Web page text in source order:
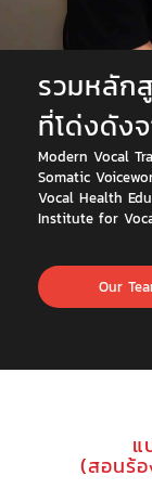
รวมหลัก
ที่โด่งดัง
Modern Vocal
Somatic
Vocal Health
Institute for
Our
แ
(สอนร้อ